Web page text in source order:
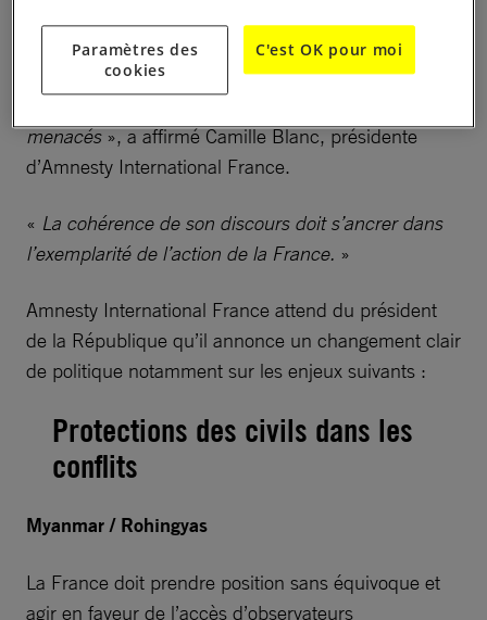
pour améliorer concrètement et significativement le
sort de millions de personnes dans le monde dont
menacés», a affirmé Camille Blanc, présidente
d’Amnesty International France.
« La cohérence de son discours doit s’ancrer dans
l’exemplarité de l’action de la France. »
Amnesty International France attend du président
de la République qu’il annonce un changement clair
de politique notamment sur les enjeux suivants :
Protections des civils dans les
conflits
Myanmar / Rohingyas
La France doit prendre position sans équivoque et
agir en faveur de l’accès d’observateurs
Paramètres des
cookies
C'est OK pour moi